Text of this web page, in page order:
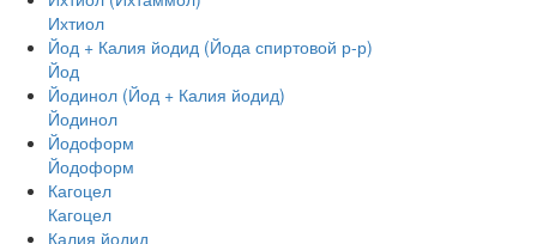
Ихтиол
Йод + Калия йодид (Йода спиртовой р-р)
Йод
Йодинол (Йод + Калия йодид)
Йодинол
Йодоформ
Йодоформ
Кагоцел
Кагоцел
Калия йодид